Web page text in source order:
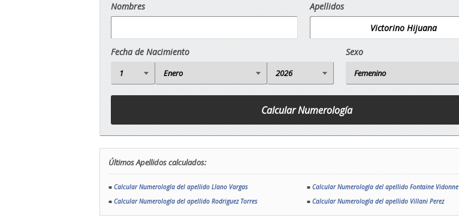
Nombres Apellidos
Fecha de Nacimiento Sexo
Últimos Apellidos calculados:
■ Calcular Numerología del apellido Llano Vargas ■ Calcular Numerología del apellido Fontaine Vidonne
■ Calcular Numerología del apellido Rodriguez Torres ■ Calcular Numerología del apellido Villani Perez